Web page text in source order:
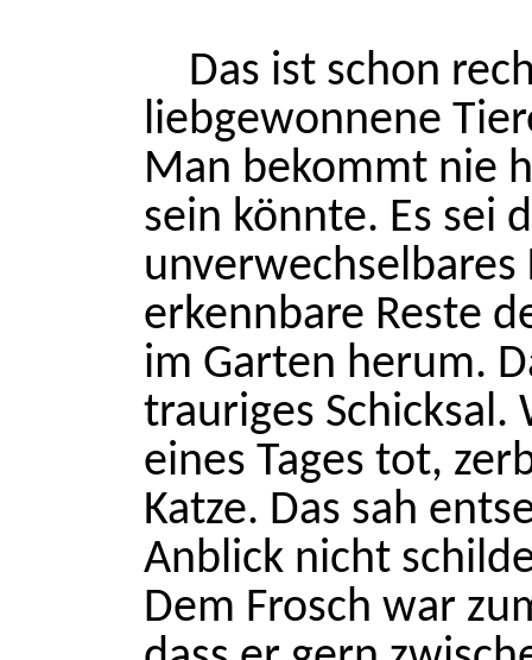
Das ist schon
liebgewonnene
Man bekommt nie
sein könnte. Es sei
unverwechselbares
erkennbare Reste
im Garten herum.
trauriges
eines Tages tot,
Katze. Das sah
Anblick nicht
Dem Frosch war